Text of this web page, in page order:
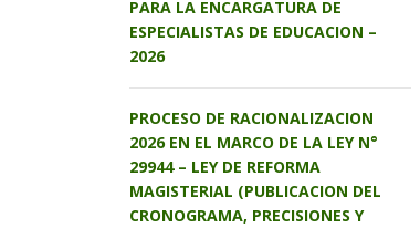
PARA LA ENCARGATURA DE
ESPECIALISTAS DE EDUCACION –
2026
PROCESO DE RACIONALIZACION
2026 EN EL MARCO DE LA LEY N°
29944 – LEY DE REFORMA
MAGISTERIAL (PUBLICACION DEL
CRONOGRAMA, PRECISIONES Y